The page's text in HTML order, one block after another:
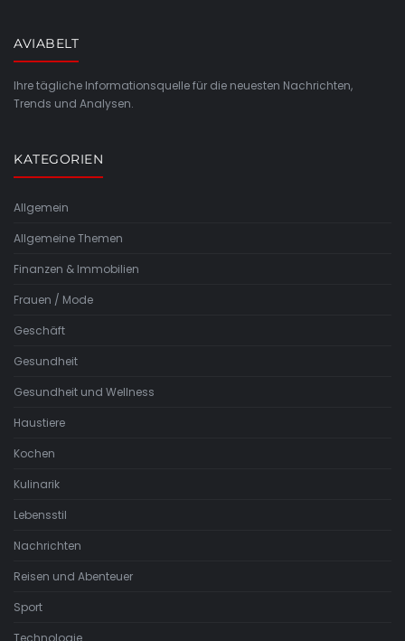
AVIABELT
Ihre tägliche Informationsquelle für die neuesten Nachrichten,
Trends und Analysen.
KATEGORIEN
Allgemein
Allgemeine Themen
Finanzen & Immobilien
Frauen / Mode
Geschäft
Gesundheit
Gesundheit und Wellness
Haustiere
Kochen
Kulinarik
Lebensstil
Nachrichten
Reisen und Abenteuer
Sport
Technologie